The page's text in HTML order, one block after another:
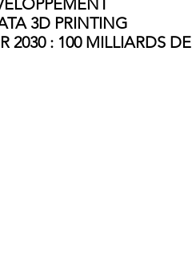
3D PRINTING
2030 : 100 MILLIARDS DE